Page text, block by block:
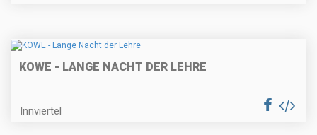
KOWE - LANGE NACHT DER LEHRE
Innviertel